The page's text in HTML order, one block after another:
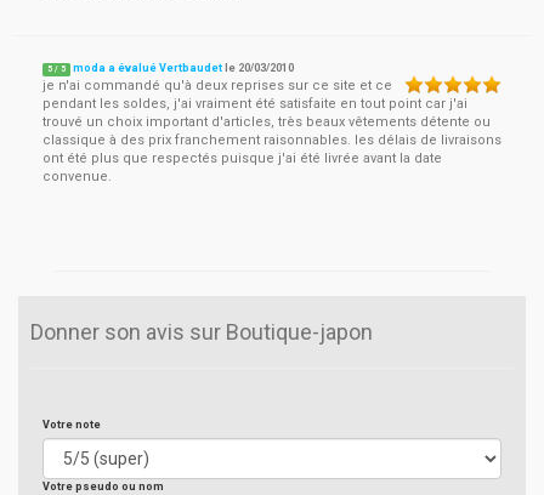
5 / 5 moda a évalué Vertbaudet le 20/03/2010
je n'ai commandé qu'à deux reprises sur ce site et ce
pendant les soldes, j'ai vraiment été satisfaite en tout point car j'ai
trouvé un choix important d'articles, très beaux vêtements détente ou
classique à des prix franchement raisonnables. les délais de livraisons
ont été plus que respectés puisque j'ai été livrée avant la date
convenue.
Donner son avis sur Boutique-japon
Votre note
Votre pseudo ou nom